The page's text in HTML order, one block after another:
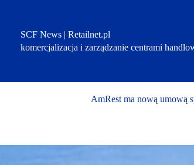
SCF News | Retailnet.pl
komercjalizacja i zarządzanie centrami
AmRest ma nową umową